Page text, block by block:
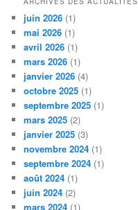
juin 2026 (1)
mai 2026 (1)
avril 2026 (1)
mars 2026 (1)
janvier 2026 (4)
octobre 2025 (1)
septembre 2025 (1)
mars 2025 (2)
janvier 2025 (3)
novembre 2024 (1)
septembre 2024 (1)
août 2024 (1)
juin 2024 (2)
mars 2024 (1)